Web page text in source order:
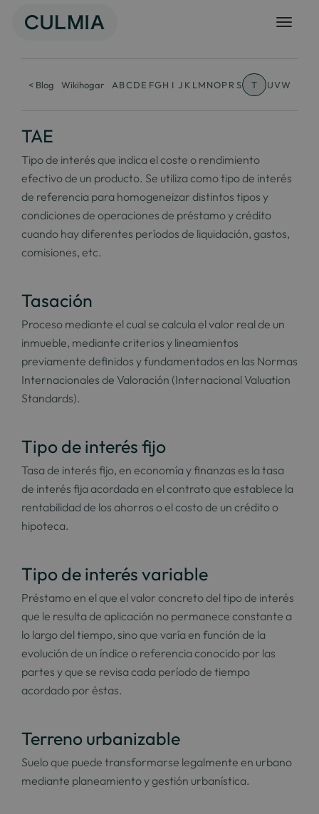
< Blog Wikihogar ABCDE FGH I J K L MNOPR S T UVW
TAE
Tipo de interés que indica el coste o rendimiento
efectivo de un producto. Se utiliza como tipo de interés
de referencia para homogeneizar distintos tipos y
condiciones de operaciones de préstamo y crédito
cuando hay diferentes períodos de liquidación, gastos,
comisiones, etc.
Tasación
Proceso mediante el cual se calcula el valor real de un
inmueble, mediante criterios y lineamientos
previamente definidos y fundamentados en las Normas
Internacionales de Valoración (Internacional Valuation
Standards).
Tipo de interés fijo
Tasa de interés fijo, en economía y finanzas es la tasa
de interés fija acordada en el contrato que establece la
rentabilidad de los ahorros o el costo de un crédito o
hipoteca.
Tipo de interés variable
Préstamo en el que el valor concreto del tipo de interés
que le resulta de aplicación no permanece constante a
lo largo del tiempo, sino que varía en función de la
evolución de un índice o referencia conocido por las
partes y que se revisa cada período de tiempo
acordado por éstas.
Terreno urbanizable
Suelo que puede transformarse legalmente en urbano
mediante planeamiento y gestión urbanística.